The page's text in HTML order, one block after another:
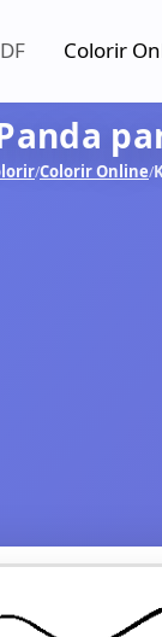
Colorir
/Colorir Online/